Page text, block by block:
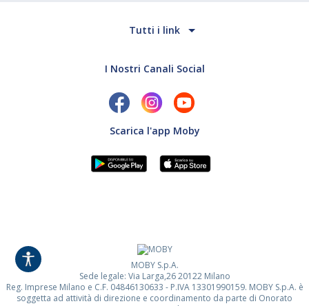
Tutti i link
I Nostri Canali Social
Scarica l'app Moby
MOBY S.p.A.
Sede legale: Via Larga,26 20122 Milano
Reg. Imprese Milano e C.F. 04846130633 - P.IVA 13301990159. MOBY S.p.A. è
soggetta ad attività di direzione e coordinamento da parte di Onorato